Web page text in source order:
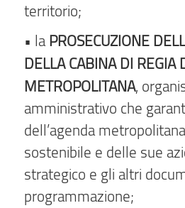
territorio;
• laPROSECUZIONE
DELLA CABINA DI REGIA
METROPOLITANA,
amministrativo che
dell’agenda
sostenibile e delle sue
strategico e gli altri
programmazione;